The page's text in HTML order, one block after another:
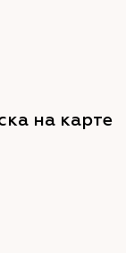
на карте